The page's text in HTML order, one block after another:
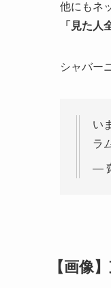
他にもネ
「見た人
シャバー
い
ラ
—
【画像